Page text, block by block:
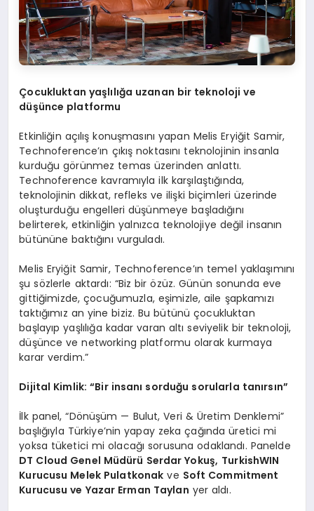
Çocukluktan yaşlılığa uzanan bir teknoloji ve
düşünce platformu
Etkinliğin açılış konuşmasını yapan Melis Eryiğit Samir,
Technoference’ın çıkış noktasını teknolojinin insanla
kurduğu görünmez temas üzerinden anlattı.
Technoference kavramıyla ilk karşılaştığında,
teknolojinin dikkat, refleks ve ilişki biçimleri üzerinde
oluşturduğu engelleri düşünmeye başladığını
belirterek, etkinliğin yalnızca teknolojiye değil insanın
bütününe baktığını vurguladı.
Melis Eryiğit Samir, Technoference’ın temel yaklaşımını
şu sözlerle aktardı: “Biz bir özüz. Günün sonunda eve
gittiğimizde, çocuğumuzla, eşimizle, aile şapkamızı
taktığımız an yine biziz. Bu bütünü çocukluktan
başlayıp yaşlılığa kadar varan altı seviyelik bir teknoloji,
düşünce ve networking platformu olarak kurmaya
karar verdim.”
Dijital Kimlik: “Bir insanı sorduğu sorularla tanırsın”
İlk panel, “Dönüşüm — Bulut, Veri & Üretim Denklemi”
başlığıyla Türkiye’nin yapay zeka çağında üretici mi
yoksa tüketici mi olacağı sorusuna odaklandı. Panelde
DT Cloud Genel Müdürü Serdar Yokuş, TurkishWIN
Kurucusu Melek Pulatkonak ve Soft Commitment
Kurucusu ve Yazar Erman Taylan yer aldı.